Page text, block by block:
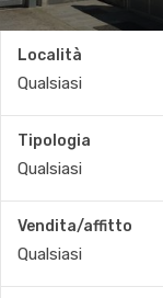
Località
Qualsiasi
Tipologia
Qualsiasi
Vendita/affitto
Qualsiasi